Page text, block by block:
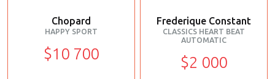
Chopard
HAPPY SPORT
$10 700
Frederique Constant
CLASSICS HEART BEAT
AUTOMATIC
$2 000